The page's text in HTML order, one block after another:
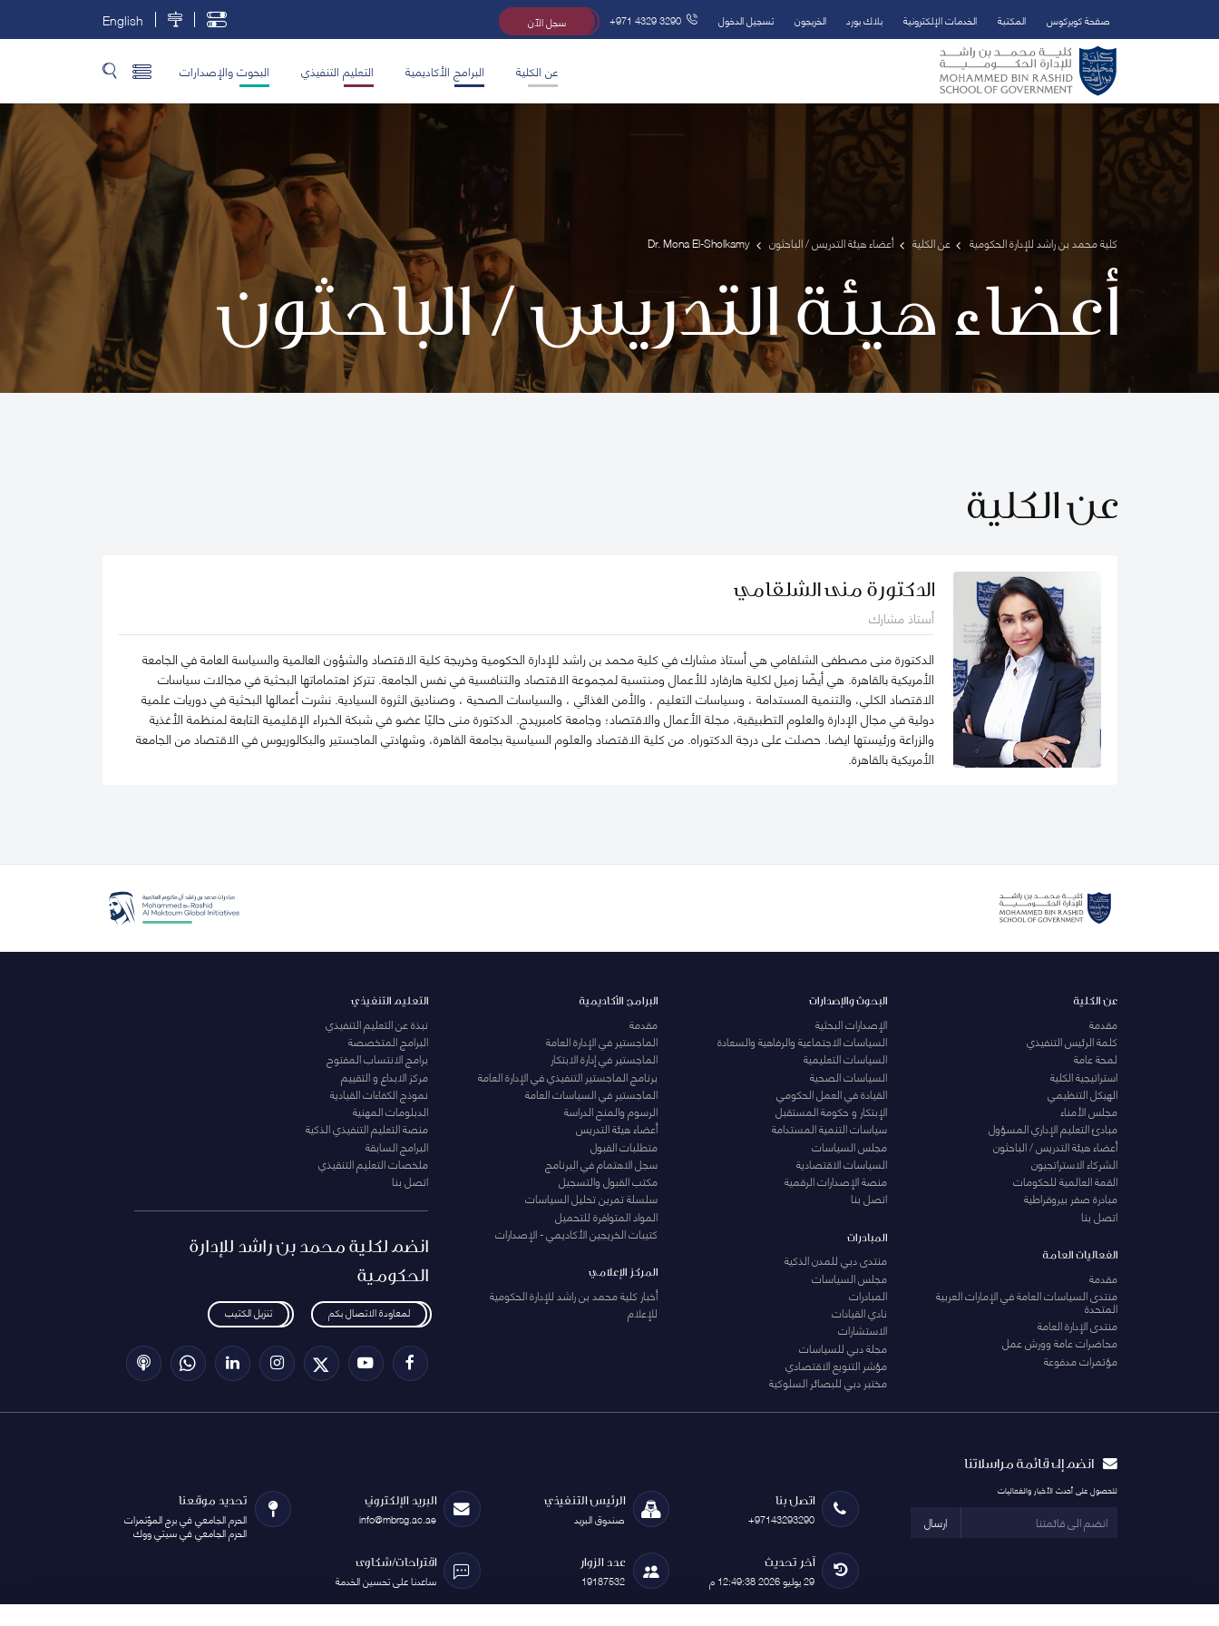
تخطي إلى المحتوى الرئيسي
فتح قائمة الوصول
صفحة كويركوس المكتبة الخدمات الإلكترونية بلاك بورد الخريجون تسجيل الدخول +971 4329 3290 سجل الآن English
عن الكلية البرامج الأكاديمية التعليم التنفيذي البحوث والإصدارات
كلية محمد بن راشد للإدارة الحكومية عن الكلية أعضاء هيئة التدريس / الباحثون Dr. Mona El-Sholkamy
أعضاء هيئة التدريس / الباحثون
عن الكلية
الدكتورة منى الشلقامي
أستاذ مشارك
الدكتورة منى مصطفى الشلقامي هي أستاذ مشارك في كلية محمد بن راشد للإدارة الحكومية وخريجة كلية الاقتصاد والشؤون العالمية والسياسة العامة في الجامعة
الأمريكية بالقاهرة. هي أيضًا زميل لكلية هارفارد للأعمال ومنتسبة لمجموعة الاقتصاد والتنافسية في نفس الجامعة. تتركز اهتماماتها البحثية في مجالات سياسات
الاقتصاد الكلي، والتنمية المستدامة ، وسياسات التعليم ، والأمن الغذائي ، والسياسات الصحية ، وصناديق الثروة السيادية. نشرت أعمالها البحثية في دوريات علمية
دولية في مجال الإدارة والعلوم التطبيقية، مجلة الأعمال والاقتصاد؛ وجامعة كامبريدج. الدكتورة منى حاليًا عضو في شبكة الخبراء الإقليمية التابعة لمنظمة الأغذية
والزراعة ورئيستها ايضا. حصلت على درجة الدكتوراه. من كلية الاقتصاد والعلوم السياسية بجامعة القاهرة، وشهادتي الماجستير والبكالوريوس في الاقتصاد من الجامعة
الأمريكية بالقاهرة.
عن الكلية
مقدمة
كلمة الرئيس التنفيذي
لمحة عامة
استراتيجية الكلية
الهيكل التنظيمي
مجلس الأمناء
مبادئ التعليم الإداري المسؤول
أعضاء هيئة التدريس / الباحثون
الشركاء الاستراتجيون
القمة العالمية للحكومات
مبادرة صفر بيروقراطية
اتصل بنا
الفعاليات العامة
مقدمة
منتدى السياسات العامة في الإمارات العربية
المتحدة
منتدى الإدارة العامة
محاضرات عامة وورش عمل
مؤتمرات مدفوعة
البحوث والإصدارات
الإصدارات البحثية
السياسات الاجتماعية والرفاهية والسعادة
السياسات التعليمية
السياسات الصحية
القيادة في العمل الحكومي
الإبتكار و حكومة المستقبل
سياسات التنمية المستدامة
مجلس السياسات
السياسات الاقتصادية
منصة الإصدارات الرقمية
اتصل بنا
المبادرات
منتدى دبي للمدن الذكية
مجلس السياسات
المبادرات
نادي القيادات
الاستشارات
مجلة دبي للسياسات
مؤشر التنويع الاقتصادي
مختبر دبي للبصائر السلوكية
البرامج الأكاديمية
مقدمة
الماجستير في الإدارة العامة
الماجستير في إدارة الابتكار
برنامج الماجستير التنفيذي في الإدارة العامة
الماجستير في السياسات العامة
الرسوم والمنح الدراسة
أعضاء هيئة التدريس
متطلبات القبول
سجل الاهتمام في البرنامج
مكتب القبول والتسجيل
سلسلة تمرين تحليل السياسات
المواد المتوافرة للتحميل
كتيبات الخريجين الأكاديمي - الإصدارات
المركز الإعلامي
أخبار كلية محمد بن راشد للإدارة الحكومية
للإعلام
التعليم التنفيذي
نبذة عن التعليم التنفيذي
البرامج المتخصصة
برامج الانتساب المفتوح
مركز الابداع و التقييم
نموذج الكفاءات القيادية
الدبلومات المهنية
منصة التعليم التنفيذي الذكية
البرامج السابقة
ملخصات التعليم التنقيذي
اتصل بنا
انضم لكلية محمد بن راشد للإدارة
الحكومية
لمعاودة الاتصال بكم تنزيل الكتيب
انضم إلى قائمة مراسلاتنا
للحصول على أحدث الأخبار والفعاليات
ارسال
اتصل بنا
+97143293290
الرئيس التنفيذي
صندوق البريد
البريد الإلكتروني
info@mbrsg.ac.ae
تحديد موقعنا
الحرم الجامعي في برج المؤتمرات
الحرم الجامعي في سيتي ووك
آخر تحديث
29 يوليو 2026 12:49:38 م
عدد الزوار
19187532
اقتراحات/شكاوى
ساعدنا على تحسين الخدمة